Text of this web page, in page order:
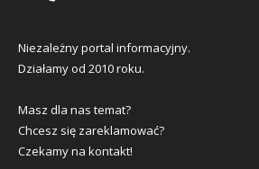
Niezależny portal informacyjny.
Działamy od 2010 roku.
Masz dla nas temat?
Chcesz się zareklamować?
Czekamy na kontakt!